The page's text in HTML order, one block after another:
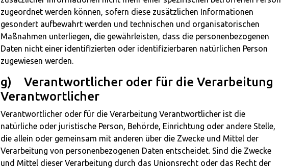
zugeordnet werden können, sofern diese zusätzlichen Informationen
gesondert aufbewahrt werden und technischen und organisatorischen
Maßnahmen unterliegen, die gewährleisten, dass die personenbezogenen
Daten nicht einer identifizierten oder identifizierbaren natürlichen Person
zugewiesen werden.
g) Verantwortlicher oder für die Verarbeitung
Verantwortlicher
Verantwortlicher oder für die Verarbeitung Verantwortlicher ist die
natürliche oder juristische Person, Behörde, Einrichtung oder andere Stelle,
die allein oder gemeinsam mit anderen über die Zwecke und Mittel der
Verarbeitung von personenbezogenen Daten entscheidet. Sind die Zwecke
und Mittel dieser Verarbeitung durch das Unionsrecht oder das Recht der